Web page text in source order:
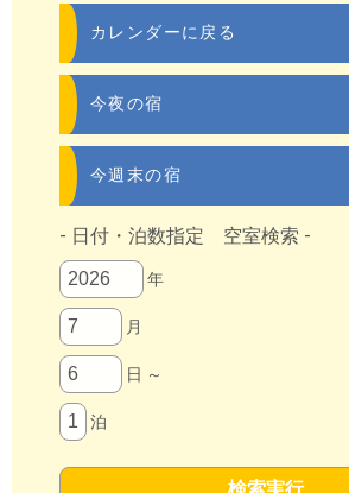
カレンダーに戻る
今夜の宿
今週末の宿
- 日付・泊数指定 空室検索 -
年
月
日 ～
泊